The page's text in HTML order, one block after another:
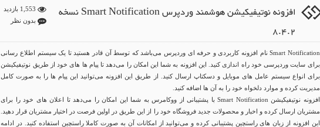
افزونه نوتیفیکیشن هوشمند وردپرس Smart Notification نسخه
8.4.2
بدون نظر
Smart Notification نام افزونه کاربردی و حرفه ای وردپرس می‌باشد که توسط آن قادر هستید تا یک سیستم اطلاع رسانی
برای سایت وردپرسی خود راه اندازی کنید. این افزونه به شما این امکان را می‌دهد تا پیام ها های خود از طریق نوتیفیکیشن
برای انواع سیستم عامل های موبایل و دسکتاپ ارسال کنید. از طریق این افزونه می‌توانید این پیام ها را به صورت کامل
مدیریت کرده و موارد دلخواه خود را به آن ها اضافه کنید.
افزونه نوتیفیکیشن Smart Notification با پشتیبانی از ووکامرس به شما این امکان را می‌دهد تا اعلان های خود را برای
مشتریان ارسال کرده و اخبار و محصولات جدید فروشگاه خود را از این طریق در اولین فرصت در اختیار مشتریان قرار دهید.
این افزونه از زبان های راستچین پشتیبانی کرده و می‌توانید از امکانات آن به صورت کاملا راستچین استفاده کنید. در ادامه